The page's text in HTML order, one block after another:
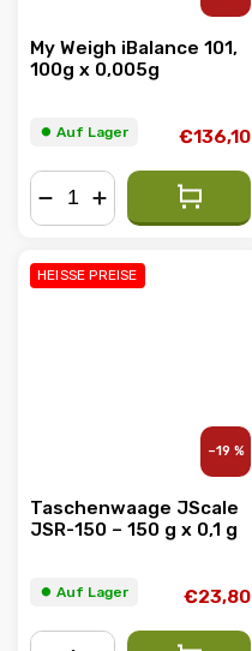
My Weigh iBalance 101,
100g x 0,005g
⏺︎ Auf Lager €136,10
HEISSE PREISE
–19 %
Taschenwaage JScale
JSR-150 – 150 g x 0,1 g
⏺︎ Auf Lager €23,80